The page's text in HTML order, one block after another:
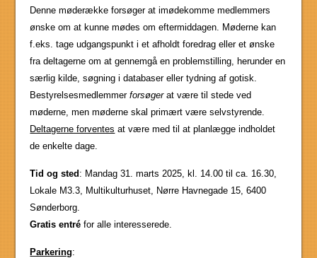
Denne møderække forsøger at imødekomme medlemmers
ønske om at kunne mødes om eftermiddagen. Møderne kan
f.eks. tage udgangspunkt i et afholdt foredrag eller et ønske
fra deltagerne om at gennemgå en problemstilling, herunder en
særlig kilde, søgning i databaser eller tydning af gotisk.
Bestyrelsesmedlemmerforsøgerat være til stede ved
møderne, men møderne skal primært være selvstyrende.
Deltagerne forventes at være med til at planlægge indholdet
de enkelte dage.
Tid og sted : Mandag 31. marts 2025, kl. 14.00 til ca. 16.30,
Lokale M3.3, Multikulturhuset, Nørre Havnegade 15, 6400
Sønderborg.
Gratis entré for alle interesserede.
Parkering: